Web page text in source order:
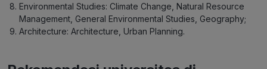
Environmental Studies: Climate Change, Natural Resource
Management, General Environmental Studies, Geography;
Architecture: Architecture, Urban Planning.